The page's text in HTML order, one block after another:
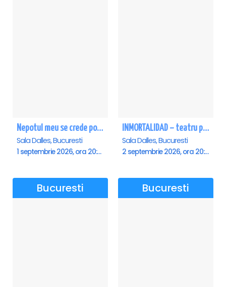
Nepotul meu se crede poet - Sala Dalles
Sala Dalles, Bucuresti
1 septembrie 2026, ora 20:00
INMORTALIDAD – teatru poetic cu Magda Catone & Maxim Belciug
Sala Dalles, Bucuresti
2 septembrie 2026, ora 20:00
Bucuresti Bucuresti